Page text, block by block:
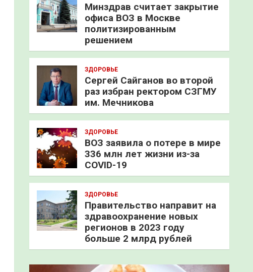
Минздрав считает закрытие
офиса ВОЗ в Москве
политизированным
решением
ЗДОРОВЬЕ
Сергей Сайганов во второй
раз избран ректором СЗГМУ
им. Мечникова
ЗДОРОВЬЕ
ВОЗ заявила о потере в мире
336 млн лет жизни из-за
COVID-19
ЗДОРОВЬЕ
Правительство направит на
здравоохранение новых
регионов в 2023 году
больше 2 млрд рублей